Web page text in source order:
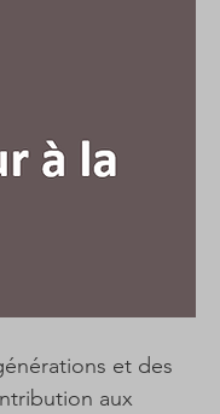
et des
aux